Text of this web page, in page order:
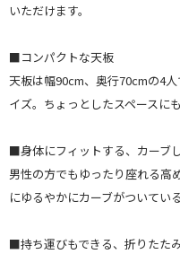
いただけます。
■コンパクトな天板
天板は幅90cm、奥行70cmの4
イズ。ちょっとしたスペースに
■身体にフィットする、カーブ
男性の方でもゆったり座れる高
にゆるやかにカーブがついてい
■持ち運びもできる、折りたた